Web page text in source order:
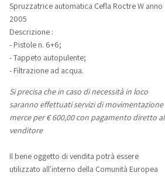
Spruzzatrice automatica Cefla Roctre W anno
2005
Descrizione :
- Pistole n. 6+6;
- Tappeto autopulente;
- Filtrazione ad acqua.
Si precisa che in caso di necessità in loco
saranno effettuati servizi di movimentazione
merce per € 600,00 con pagamento diretto al
venditore
Il bene oggetto di vendita potrà essere
utilizzato all'interno della Comunità Europea